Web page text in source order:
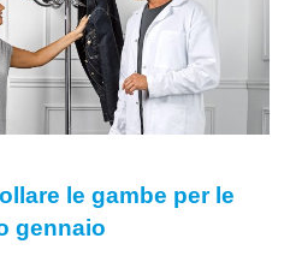
le gambe per le
gennaio